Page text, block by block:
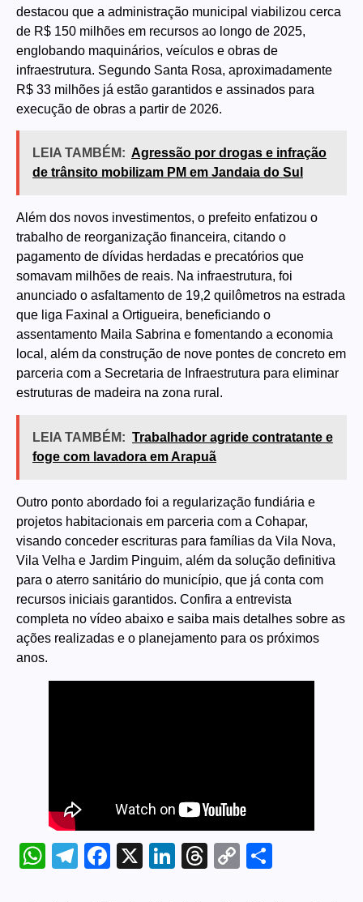
destacou que a administração municipal viabilizou cerca
de R$ 150 milhões em recursos ao longo de 2025,
englobando maquinários, veículos e obras de
infraestrutura. Segundo Santa Rosa, aproximadamente
R$ 33 milhões já estão garantidos e assinados para
execução de obras a partir de 2026.
LEIA TAMBÉM: Agressão por drogas e infração
de trânsito mobilizam PM em Jandaia do Sul
Além dos novos investimentos, o prefeito enfatizou o
trabalho de reorganização financeira, citando o
pagamento de dívidas herdadas e precatórios que
somavam milhões de reais. Na infraestrutura, foi
anunciado o asfaltamento de 19,2 quilômetros na estrada
que liga Faxinal a Ortigueira, beneficiando o
assentamento Maila Sabrina e fomentando a economia
local, além da construção de nove pontes de concreto em
parceria com a Secretaria de Infraestrutura para eliminar
estruturas de madeira na zona rural.
LEIA TAMBÉM: Trabalhador agride contratante e
foge com lavadora em Arapuã
Outro ponto abordado foi a regularização fundiária e
projetos habitacionais em parceria com a Cohapar,
visando conceder escrituras para famílias da Vila Nova,
Vila Velha e Jardim Pinguim, além da solução definitiva
para o aterro sanitário do município, que já conta com
recursos iniciais garantidos. Confira a entrevista
completa no vídeo abaixo e saiba mais detalhes sobre as
ações realizadas e o planejamento para os próximos
anos.
WhatsApp
Telegram
Facebook
X LinkedIn
Threads
Copy